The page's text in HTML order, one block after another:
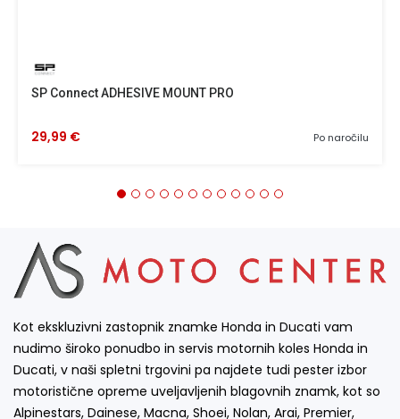
SP Connect ADHESIVE MOUNT PRO
Po naročilu
29,99 €
Kot ekskluzivni zastopnik znamke Honda in Ducati vam
nudimo široko ponudbo in servis motornih koles Honda in
Ducati, v naši spletni trgovini pa najdete tudi pester izbor
motoristične opreme uveljavljenih blagovnih znamk, kot so
Alpinestars, Dainese, Macna, Shoei, Nolan, Arai, Premier,